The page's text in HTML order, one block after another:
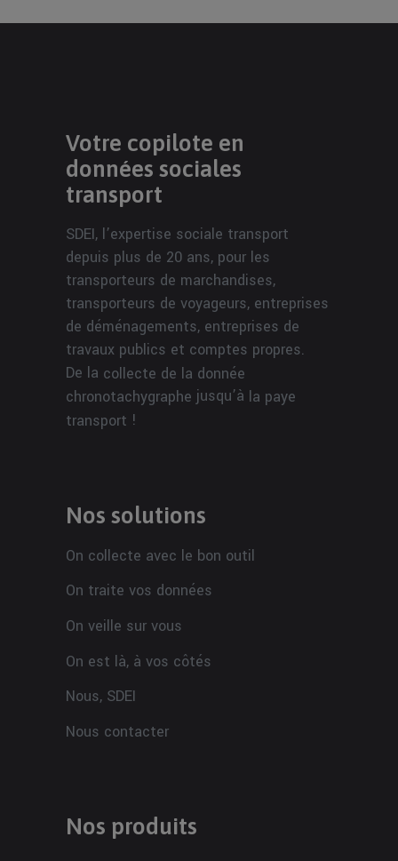
Votre copilote en
données sociales
transport
SDEI, l’expertise sociale transport
depuis plus de 20 ans, pour les
transporteurs de marchandises,
transporteurs de voyageurs, entreprises
de déménagements, entreprises de
travaux publics et comptes propres.
De la collecte de la donnée
chronotachygraphe jusqu’à la paye
transport !
Nos solutions
On collecte avec le bon outil
On traite vos données
On veille sur vous
On est là, à vos côtés
Nous, SDEI
Nous contacter
Nos produits